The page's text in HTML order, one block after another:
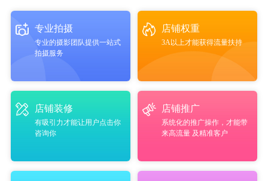
专业拍摄
专业的摄影团队提供一站式
拍摄服务
店铺权重
3A以上才能获得流量扶持
店铺装修
有吸引力才能让用户点击你
咨询你
店铺推广
系统化的推广操作，才能带
来高流量 及精准客户